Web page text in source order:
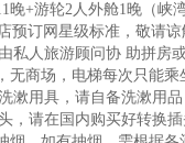
1晚+游轮2人外舱1晚（峡
预订网星级标准，敬请
私人旅游顾问协 助拼房
无商场，电梯每次只能
漱用具，请自备洗漱用
，请在国内购买好转换